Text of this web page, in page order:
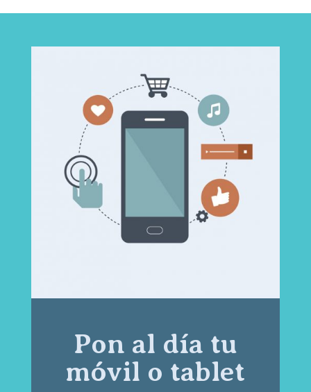
Pon al día tu
móvil o tablet